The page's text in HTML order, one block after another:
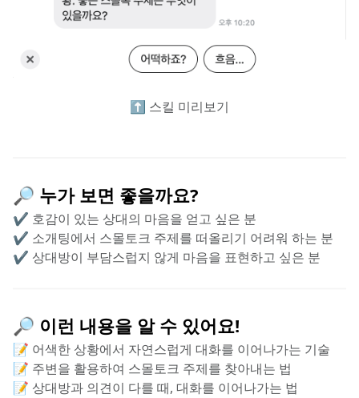
⬆️ 스킬 미리보기
🔎 누가 보면 좋을까요?
✔️ 호감이 있는 상대의 마음을 얻고 싶은 분
✔️ 소개팅에서 스몰토크 주제를 떠올리기 어려워 하는 분
✔️ 상대방이 부담스럽지 않게 마음을 표현하고 싶은 분
🔎 이런 내용을 알 수 있어요!
📝 어색한 상황에서 자연스럽게 대화를 이어나가는 기술
📝 주변을 활용하여 스몰토크 주제를 찾아내는 법
📝 상대방과 의견이 다를 때, 대화를 이어나가는 법